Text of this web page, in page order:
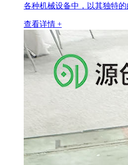
各种机械设备中，以其独特
查看详情 +